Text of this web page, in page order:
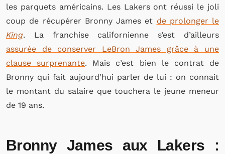
les parquets américains. Les Lakers ont réussi le joli
coup de récupérer Bronny James et de prolonger le
King. La franchise californienne s’est d’ailleurs
assurée de conserver LeBron James grâce à une
clause surprenante. Mais c’est bien le contrat de
Bronny qui fait aujourd’hui parler de lui : on connait
le montant du salaire que touchera le jeune meneur
de 19 ans.
Bronny James aux Lakers :